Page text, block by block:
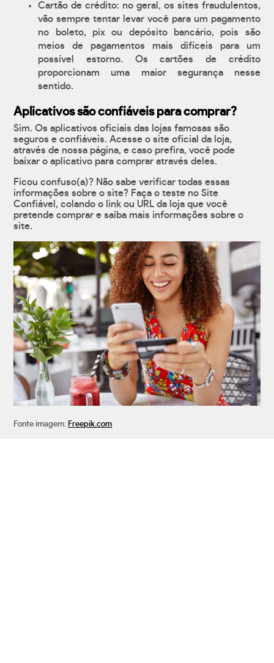
Cartão de crédito: no geral, os sites fraudulentos,
vão sempre tentar levar você para um pagamento
no boleto, pix ou depósito bancário, pois são
meios de pagamentos mais difíceis para um
possível estorno. Os cartões de crédito
proporcionam uma maior segurança nesse
sentido.
Aplicativos são confiáveis para comprar?
Sim. Os aplicativos oficiais das lojas famosas são
seguros e confiáveis. Acesse o site oficial da loja,
através de nossa página, e caso prefira, você pode
baixar o aplicativo para comprar através deles.
Ficou confuso(a)? Não sabe verificar todas essas
informações sobre o site? Faça o teste no Site
Confiável, colando o link ou URL da loja que você
pretende comprar e saiba mais informações sobre o
site.
Fonte imagem: Freepik.com